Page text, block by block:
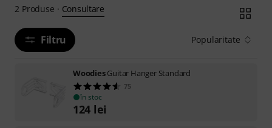
2 Produse · Consultare
Filtru Popularitate
WoodiesGuitar Hanger Standard
75
în stoc
124 lei